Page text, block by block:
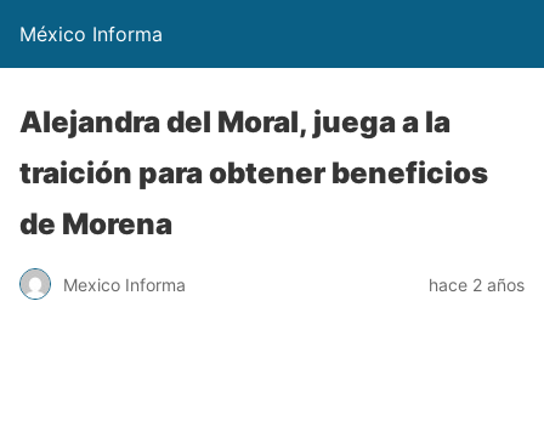
México Informa
Alejandra del Moral, juega a la
traición para obtener beneficios
de Morena
Mexico Informa hace 2 años